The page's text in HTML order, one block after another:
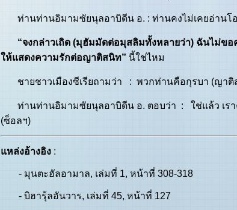
ท่านท่านอิมามซัยนุลอาบิดีน อ. : ท่านคงไม่เคยอ่านโอ
“จงกล่าวเถิด (มุฮัมมัดต่อมุสลิมทั้งหลายว่า) ฉันไม่ข
ให้แสดงความรักต่อญาติสนิท” นี้ใช่ไหม
ชายชาวเมืองซีเรียถามว่า : พวกท่านคือกุรบา (ญาติ
ท่านท่านอิมามซัยนุลอาบิดีน อ. ตอบว่า : ใช่แล้ว เร
(ซ็อลฯ)
แหล่งอ้างอิง :
- มุนตะฮัลอามาล, เล่มที่ 1, หน้าที่ 308-318
- บิฮารุ้ลอันวาร, เล่มที่ 45, หน้าที่ 127